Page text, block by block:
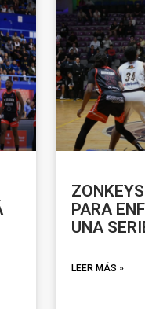
PARA
UNA
LEER MÁS »